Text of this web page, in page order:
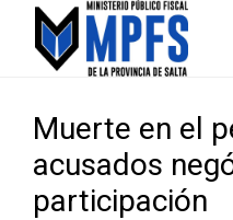
Muerte en el
acusados
participación